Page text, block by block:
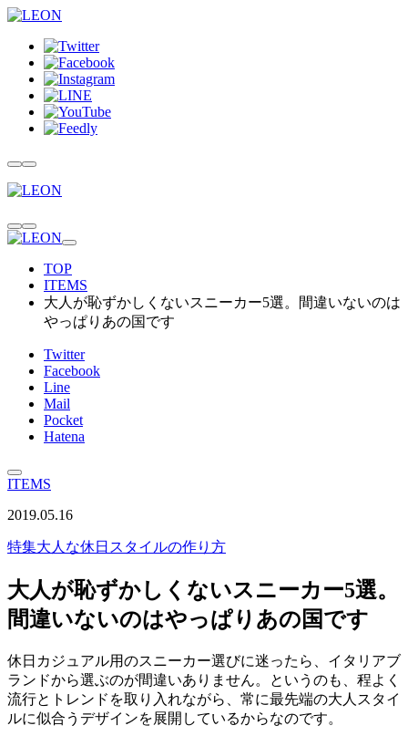
TOP
ITEMS
大人が恥ずかしくないスニーカー5選。間違いないのは
やっぱりあの国です
Twitter
Facebook
Line
Mail
Pocket
Hatena
ITEMS
2019.05.16
特集大人な休日スタイルの作り方
大人が恥ずかしくないスニーカー5選。
間違いないのはやっぱりあの国です
休日カジュアル用のスニーカー選びに迷ったら、イタリアブ
ランドから選ぶのが間違いありません。というのも、程よく
流行とトレンドを取り入れながら、常に最先端の大人スタイ
ルに似合うデザインを展開しているからなのです。